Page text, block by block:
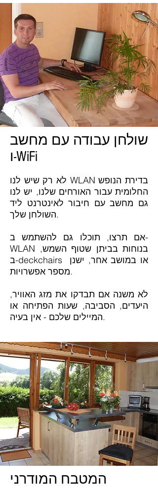
שולחן עבודה עם מחשב
ו-WiFi
לא רק שיש לנו WLAN בדירת הנופש
החלומית עבור האורחים שלנו, יש לנו
גם מחשב עם חיבור לאינטרנט ליד
השולחן שלך.
אם תרצו, תוכלו גם להשתמש ב-
WLAN בנוחות בביתן שטוף השמש,
ב-deckchairs או במושב אחר, ישנן
מספר אפשרויות.
לא משנה אם תבדקו את מזג האוויר,
היעדים, הסביבה, שעות הפתיחה או
המיילים שלכם - אין בעיה.
המטבח המודרני